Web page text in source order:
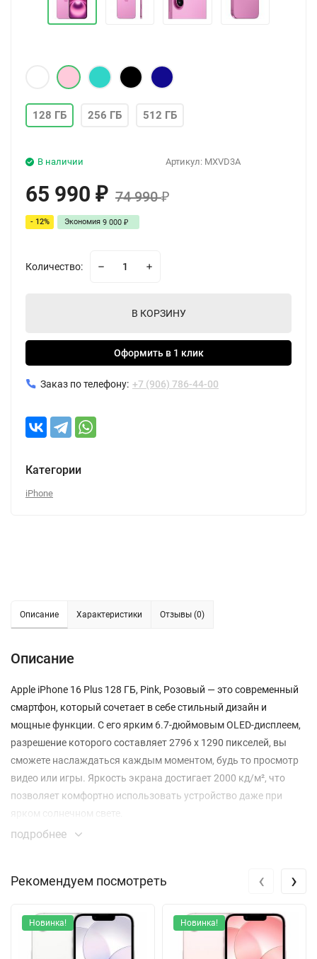
128 ГБ 256 ГБ 512 ГБ
Артикул: MXVD3A
В наличии
65 990 ₽ 74 990₽
- 12% Экономия 9 000 ₽
Количество:
В КОРЗИНУ
Оформить в 1 клик
Заказ по телефону: +7 (906) 786-44-00
Категории
iPhone
Описание Характеристики Отзывы (0)
Описание
Apple iPhone 16 Plus 128 ГБ, Pink, Розовый — это современный
смартфон, который сочетает в себе стильный дизайн и
мощные функции. С его ярким 6.7-дюймовым OLED-дисплеем,
разрешение которого составляет 2796 x 1290 пикселей, вы
сможете наслаждаться каждым моментом, будь то просмотр
видео или игры. Яркость экрана достигает 2000 кд/м², что
позволяет комфортно использовать устройство даже при
ярком солнечном свете.
значит, что вы сможете запускать даже самые
составляет всего 171 г, что делает его удобным в
использовании.
подробнее
Рекомендуем посмотреть
Новинка! Новинка!
‹ ›